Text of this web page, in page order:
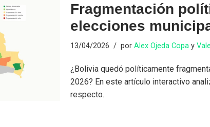
Fragmentación
elecciones
13/04/2026 porAlex Ojeda Copa y
¿Bolivia quedó políticamente
2026? En este artículo interactivo
respecto.